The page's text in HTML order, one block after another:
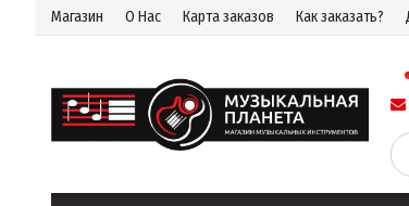
Магазин О Нас Карта заказов Как заказать?